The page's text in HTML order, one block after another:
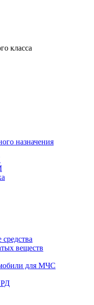
класса
назначения
веществ
для МЧС